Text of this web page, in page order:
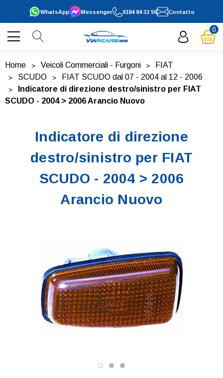
0184 84 32 56
WhatsApp Contatto
Messenger
0
Home Veicoli Commerciali - Furgoni
FIAT
SCUDO
FIAT SCUDO dal 07 - 2004 al 12 - 2006
Indicatore di direzione destro/sinistro per FIAT
SCUDO - 2004 > 2006 Arancio Nuovo
Indicatore di direzione
destro/sinistro per FIAT
SCUDO - 2004 > 2006
Arancio Nuovo